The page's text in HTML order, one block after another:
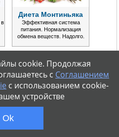
в
Диета Монтиньяка
Эффективная система
питания. Нормализация
обмена веществ. Надолго.
cookie. Продолжая
с Соглашением
с использованием cookie-
устройстве
Ok